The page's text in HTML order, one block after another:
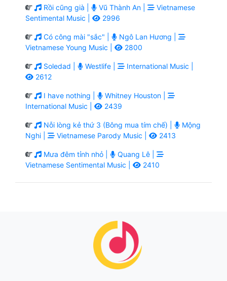
Rồi cũng già | Vũ Thành An |
Vietnamese
Sentimental Music |
2996
Có công mài "sắc" |
Ngô Lan Hương |
Vietnamese Young Music |
2800
Soledad | Westlife |
International Music |
2612
I have nothing |
Whitney Houston |
International Music |
2439
Nỗi lòng kẻ thứ 3 (Bông mua tím chế) |
Mộng
Nghi |
Vietnamese Parody Music | 2413
Mưa đêm tỉnh nhỏ |
Quang Lê |
Vietnamese Sentimental Music |
2410